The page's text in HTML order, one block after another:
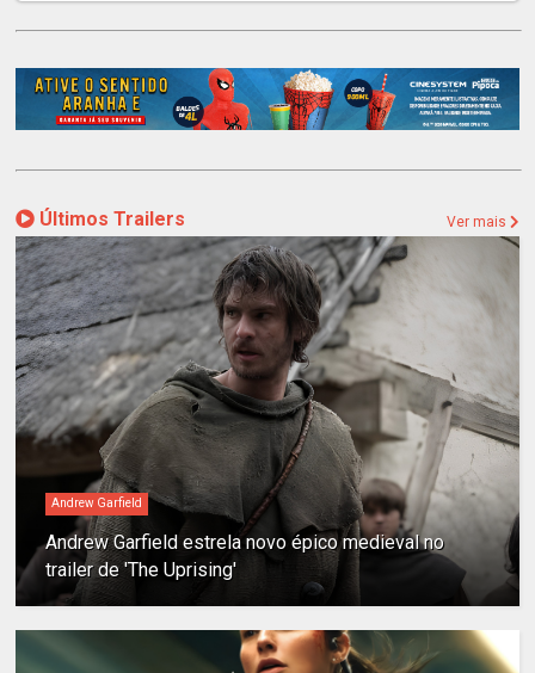
Últimos Trailers Ver mais
Andrew Garfield
Andrew Garfield estrela novo épico medieval no
trailer de 'The Uprising'